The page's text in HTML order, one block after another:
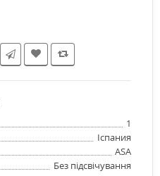
1
Іспания
ASA
Без підсвічування